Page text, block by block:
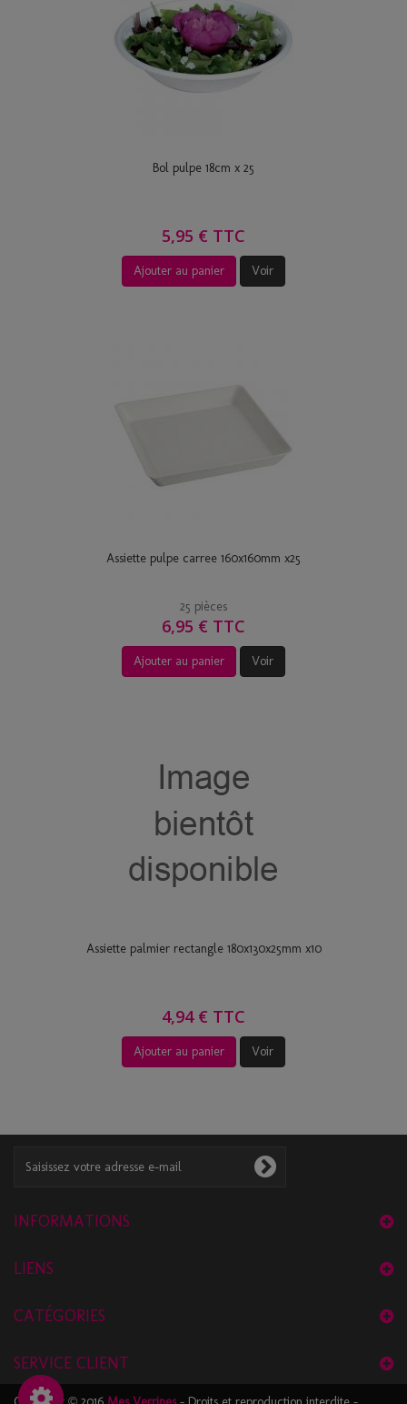
Bol pulpe 18cm x 25
5,95 € TTC
Ajouter au panier Voir
Assiette pulpe carree 160x160mm x25
25 pièces
6,95 € TTC
Ajouter au panier Voir
Assiette palmier rectangle 180x130x25mm x10
4,94 € TTC
Ajouter au panier Voir
INFORMATIONS
LIENS
CATÉGORIES
SERVICE CLIENT